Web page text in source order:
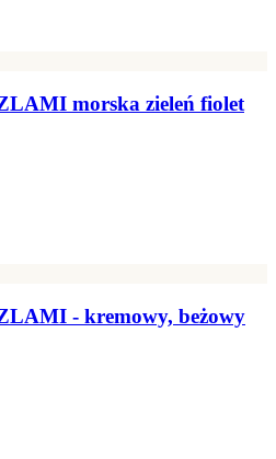
morska zieleń fiolet
- kremowy, beżowy